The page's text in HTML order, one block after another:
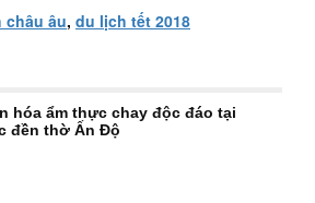
châu âu, du lịch tết 2018
hóa ẩm thực chay độc đáo tại
đền thờ Ấn Độ